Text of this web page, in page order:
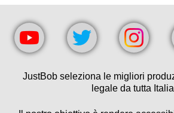
JustBob seleziona le migliori
legale da tutta